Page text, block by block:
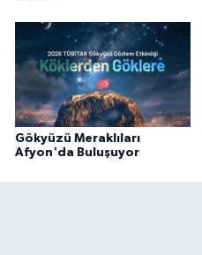
Gökyüzü Meraklıları
Afyon'da Buluşuyor